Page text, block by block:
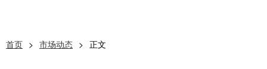
首页 > 市场动态 > 正文